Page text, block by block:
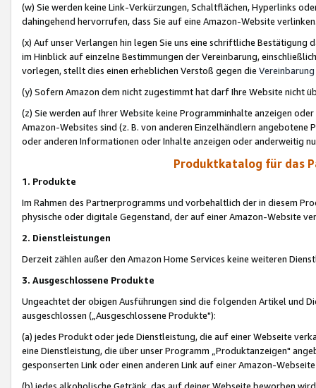
(w) Sie werden keine Link-Verkürzungen, Schaltflächen, Hyperlinks
dahingehend hervorrufen, dass Sie auf eine Amazon-Website
(x) Auf unser Verlangen hin legen Sie uns eine schriftliche
im Hinblick auf einzelne Bestimmungen der Vereinbarung,
vorlegen, stellt dies einen erheblichen Verstoß gegen die Vereinbarung
(y) Sofern Amazon dem nicht zugestimmt hat darf Ihre Website nicht
(z) Sie werden auf Ihrer Website keine Programminhalte anzeigen
Amazon-Websites sind (z. B. von anderen Einzelhändlern
oder anderen Informationen oder Inhalte anzeigen oder anderweitig
Produktkatalog für das
1. Produkte
Im Rahmen des Partnerprogramms und vorbehaltlich der in diesem
physische oder digitale Gegenstand, der auf einer Amazon-Website
2. Dienstleistungen
Derzeit zählen außer den Amazon Home Services keine weiteren
3. Ausgeschlossene Produkte
Ungeachtet der obigen Ausführungen sind die folgenden Artikel und
ausgeschlossen („Ausgeschlossene Produkte"):
(a) jedes Produkt oder jede Dienstleistung, die auf einer Webseite
eine Dienstleistung, die über unser Programm „Produktanzeigen"
gesponserten Link oder einen anderen Link auf einer Amazon-